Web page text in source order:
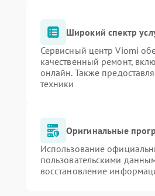
Широкий спектр
Сервисный центр Viomi
качественный ремонт,
онлайн. Также
техники
Оригинальные
Использование
пользовательскими
восстановление